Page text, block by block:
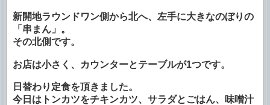
新開地ラウンドワン側から北へ、左手に大きなのぼりの
「串まん」。
その北側です。
お店は小さく、カウンターとテーブルが1つです。
日替わり定食を頂きました。
今日はトンカツをチキンカツ、サラダとごはん、味噌汁